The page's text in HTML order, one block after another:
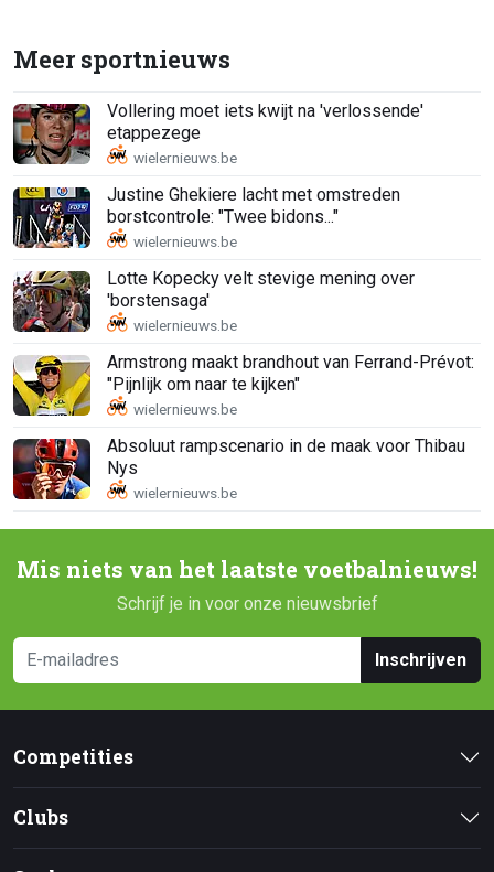
Meer sportnieuws
Vollering moet iets kwijt na 'verlossende'
etappezege
Justine Ghekiere lacht met omstreden
borstcontrole: "Twee bidons..."
Lotte Kopecky velt stevige mening over
'borstensaga'
Armstrong maakt brandhout van Ferrand-Prévot:
"Pijnlijk om naar te kijken"
Absoluut rampscenario in de maak voor Thibau
Nys
Mis niets van het laatste voetbalnieuws!
Schrijf je in voor onze nieuwsbrief
Inschrijven
Competities
Clubs